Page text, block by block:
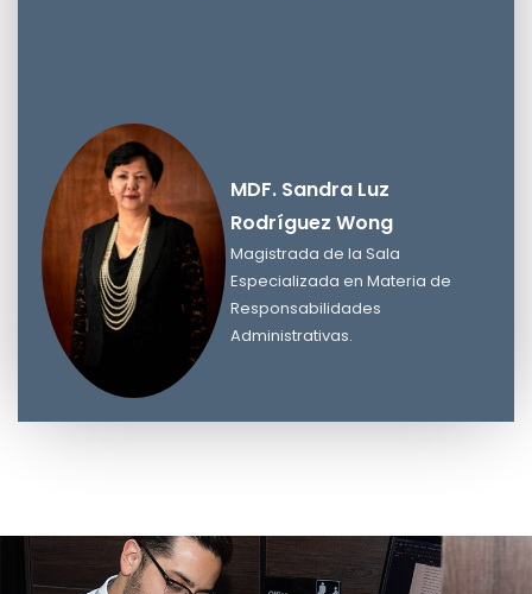
MDF. Sandra Luz Rodríguez Wong
Magistrada de la Sala Especializada en Materia de
MDF. Sandra Luz
Rodríguez Wong
Magistrada de la Sala
Especializada en Materia de
Responsabilidades
Administrativas.